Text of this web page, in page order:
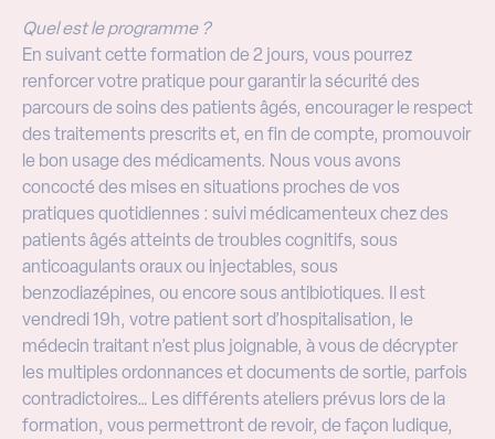
Quel est le programme ?
En suivant cette formation de 2 jours, vous pourrez
renforcer votre pratique pour garantir la sécurité des
parcours de soins des patients âgés, encourager le respect
des traitements prescrits et, en fin de compte, promouvoir
le bon usage des médicaments. Nous vous avons
concocté des mises en situations proches de vos
pratiques quotidiennes : suivi médicamenteux chez des
patients âgés atteints de troubles cognitifs, sous
anticoagulants oraux ou injectables, sous
benzodiazépines, ou encore sous antibiotiques. Il est
vendredi 19h, votre patient sort d’hospitalisation, le
médecin traitant n’est plus joignable, à vous de décrypter
les multiples ordonnances et documents de sortie, parfois
contradictoires… Les différents ateliers prévus lors de la
formation, vous permettront de revoir, de façon ludique,